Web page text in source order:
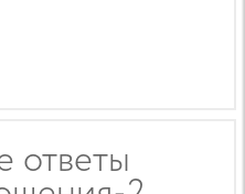
ответы